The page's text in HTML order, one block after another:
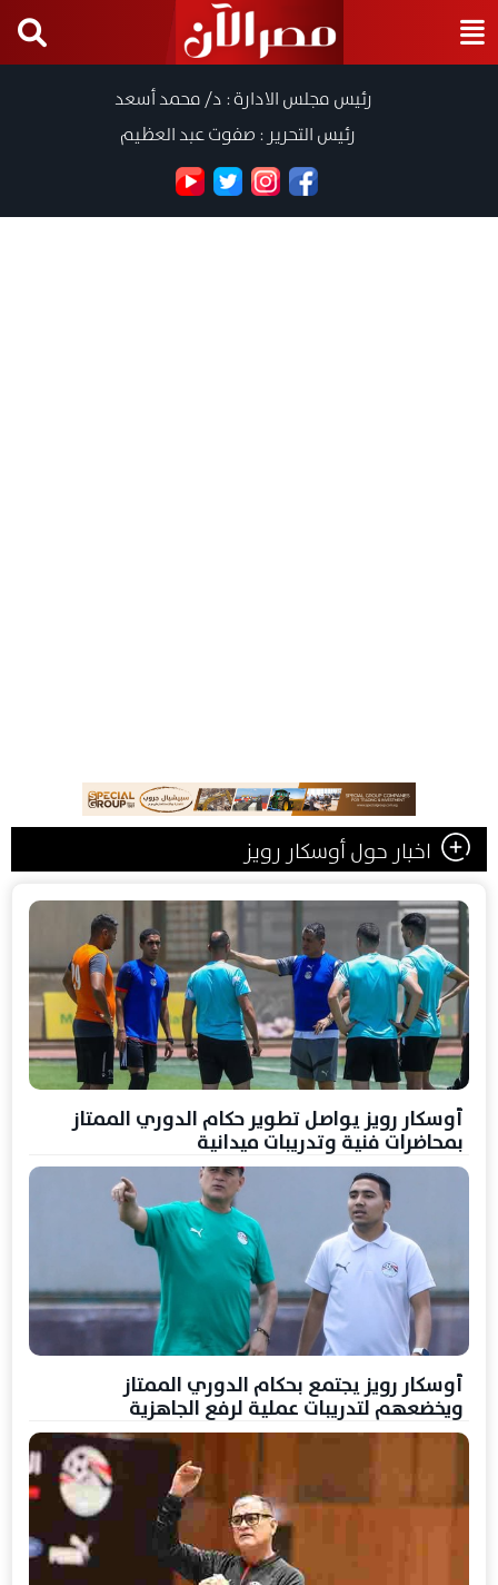
رئيس مجلس الادارة : د/ محمد أسعد
رئيس التحرير : صفوت عبد العظيم
اخبار حول أوسكار رويز
أوسكار رويز يواصل تطوير حكام الدوري الممتاز
بمحاضرات فنية وتدريبات ميدانية
أوسكار رويز يجتمع بحكام الدوري الممتاز
ويخضعهم لتدريبات عملية لرفع الجاهزية